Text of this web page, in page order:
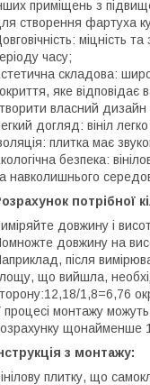
приміщень з
створення фартуха
міцність
часу;
складова:
яке
власний
догляд: вініл
плитка має
безпека:
навколишнього
потрібної
довжину і
довжину на
після
що вийшла,
1,8=6,76
процесі монтажу
щонайменше
з монтажу:
плитку, що